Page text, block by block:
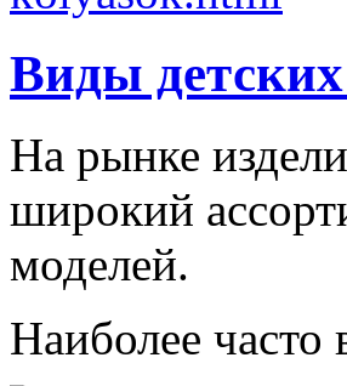
Виды
На рынке
широкий
моделей.
Наиболее часто